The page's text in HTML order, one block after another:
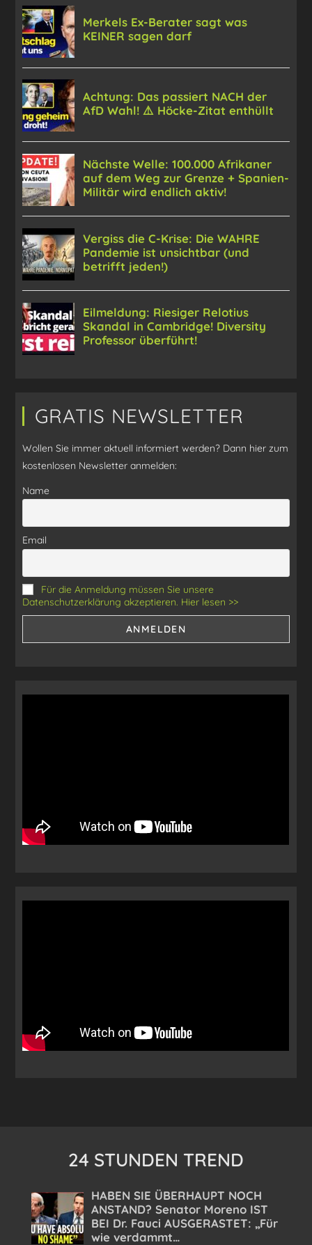
GRATIS NEWSLETTER
Wollen Sie immer aktuell informiert werden? Dann hier zum
kostenlosen Newsletter anmelden:
Name
Email
Für die Anmeldung müssen Sie unsere
Datenschutzerklärung akzeptieren. Hier lesen >>
24 STUNDEN TREND